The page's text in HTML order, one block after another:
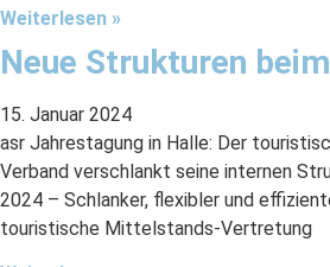
Weiterlesen »
Neue Strukturen
15. Januar 2024
asr Jahrestagung in Halle: Der
Verband verschlankt seine internen
2024 – Schlanker, flexibler und
touristische Mittelstands-Vertretung